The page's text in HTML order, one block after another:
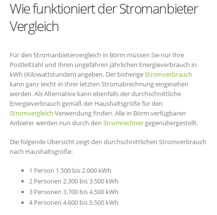
Wie funktioniert der Stromanbieter
Vergleich
Für den Stromanbietervergleich in Börm müssen Sie nur Ihre
Postleitzahl und Ihren ungefähren jährlichen Energieverbrauch in
kWh (Kilowattstunden) angeben. Der bisherigeStromverbrauch
kann ganz leicht in Ihrer letzten Stromabrechnung eingesehen
werden. Als Alternative kann ebenfalls der durchschnittliche
Energieverbrauch gemäß der Haushaltsgröße für den
Stromvergleich Verwendung finden. Alle in Börm verfügbaren
Anbieter werden nun durch den Stromrechner gegenübergestellt.
Die folgende Übersicht zeigt den durchschnittlichen Stromverbrauch
nach Haushaltsgröße:
1 Person 1.500 bis 2.000 kWh
2 Personen 2.300 bis 3.500 kWh
3 Personen 3.700 bis 4.500 kWh
4 Personen 4.600 bis 5.500 kWh